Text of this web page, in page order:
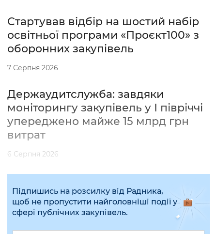
Стартував відбір на шостий набір
освітньої програми «Проєкт100» з
оборонних закупівель
7 Серпня 2026
Держаудитслужба: завдяки
моніторингу закупівель у І півріччі
упереджено майже 15 млрд грн
витрат
6 Серпня 2026
Підпишись на розсилку від Радника,
щоб не пропустити найголовніші події у
сфері публічних закупівель.